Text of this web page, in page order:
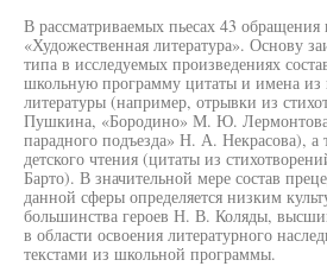
В рассматриваемых пьесах 43 обращения
«Художественная литература». Основу
типа в исследуемых произведениях
школьную программу цитаты и имена из
литературы (например, отрывки из
Пушкина, «Бородино» М. Ю.
парадного подъезда» Н. А. Некрасова), а
детского чтения (цитаты из
Барто). В значительной мере состав
данной сферы определяется низким
большинства героев Н. В. Коляды,
в области освоения литературного
текстами из школьной программы.